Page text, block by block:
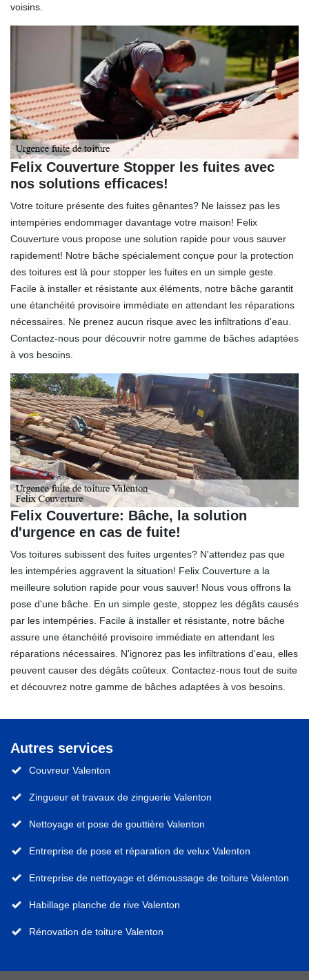
voisins.
Felix Couverture Stopper les fuites avec
nos solutions efficaces!
Votre toiture présente des fuites gênantes? Ne laissez pas les
intempéries endommager davantage votre maison! Felix
Couverture vous propose une solution rapide pour vous sauver
rapidement! Notre bâche spécialement conçue pour la protection
des toitures est là pour stopper les fuites en un simple geste.
Facile à installer et résistante aux éléments, notre bâche garantit
une étanchéité provisoire immédiate en attendant les réparations
nécessaires. Ne prenez aucun risque avec les infiltrations d'eau.
Contactez-nous pour découvrir notre gamme de bâches adaptées
à vos besoins.
Felix Couverture: Bâche, la solution
d'urgence en cas de fuite!
Vos toitures subissent des fuites urgentes? N'attendez pas que
les intempéries aggravent la situation! Felix Couverture a la
meilleure solution rapide pour vous sauver! Nous vous offrons la
pose d'une bâche. En un simple geste, stoppez les dégâts causés
par les intempéries. Facile à installer et résistante, notre bâche
assure une étanchéité provisoire immédiate en attendant les
réparations nécessaires. N'ignorez pas les infiltrations d'eau, elles
peuvent causer des dégâts coûteux. Contactez-nous tout de suite
et découvrez notre gamme de bâches adaptées à vos besoins.
Autres services
Couvreur Valenton
Zingueur et travaux de zinguerie Valenton
Nettoyage et pose de gouttière Valenton
Entreprise de pose et réparation de velux Valenton
Entreprise de nettoyage et démoussage de toiture Valenton
Habillage planche de rive Valenton
Rénovation de toiture Valenton